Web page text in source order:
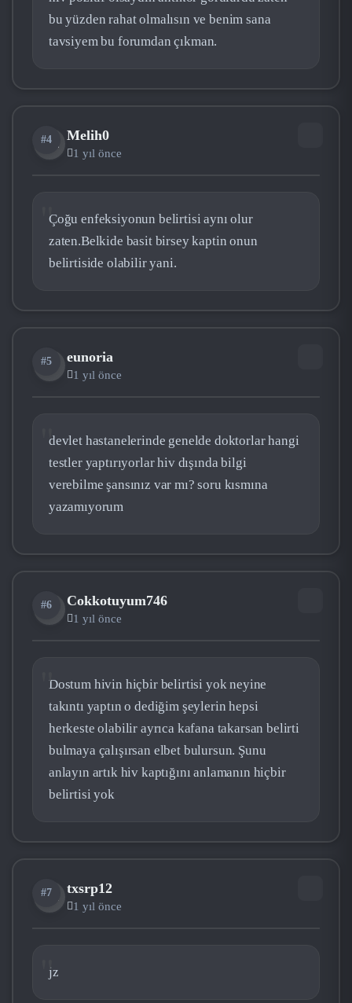
bu yüzden rahat olmalısın ve benim sana
tavsiyem bu forumdan çıkman.
#4
ME
Melih0
1 yıl önce
Çoğu enfeksiyonun belirtisi aynı olur
zaten.Belkide basit birsey kaptin onun
belirtiside olabilir yani.
#5
EU
eunoria
1 yıl önce
devlet hastanelerinde genelde doktorlar hangi
testler yaptırıyorlar hiv dışında bilgi
verebilme şansınız var mı? soru kısmına
yazamıyorum
#6
CO
Cokkotuyum746
1 yıl önce
Dostum hivin hiçbir belirtisi yok neyine
takıntı yaptın o dediğim şeylerin hepsi
herkeste olabilir ayrıca kafana takarsan belirti
bulmaya çalışırsan elbet bulursun. Şunu
anlayın artık hiv kaptığını anlamanın hiçbir
belirtisi yok
#7
TX
txsrp12
1 yıl önce
jz